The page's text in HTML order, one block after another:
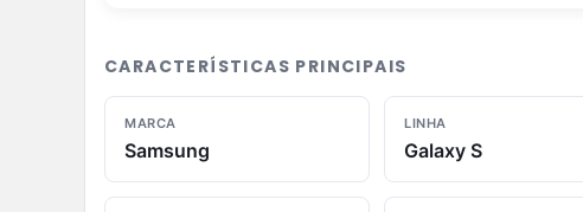
CARACTERÍSTICAS PRINCIPAIS
MARCA
Samsung
LINHA
Galaxy S